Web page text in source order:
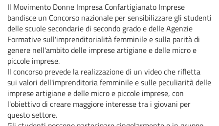
Il Movimento Donne Impresa Confartigianato Imprese
bandisce un Concorso nazionale per sensibilizzare gli studenti
delle scuole secondarie di secondo grado e delle Agenzie
Formative sull'imprenditorialità femminile e sulla parità di
genere nell'ambito delle imprese artigiane e delle micro e
piccole imprese.
Il concorso prevede la realizzazione di un video che rifletta
sui valori dell'imprenditoria femminile e sulle peculiarità delle
imprese artigiane e delle micro e piccole imprese, con
l'obiettivo di creare maggiore interesse tra i giovani per
questo settore.